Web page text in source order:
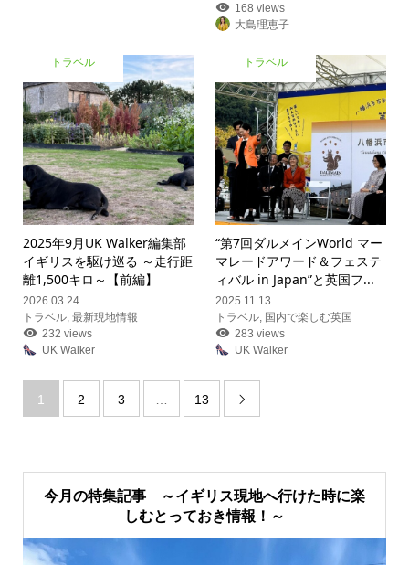
168 views
大島理恵子
トラベル
2025年9月UK Walker編集部
イギリスを駆け巡る ～走行距
離1,500キロ～【前編】
2026.03.24
トラベル, 最新現地情報
232 views
UK Walker
トラベル
“第7回ダルメインWorld マー
マレードアワード＆フェステ
ィバル in Japan”と英国フ...
2025.11.13
トラベル, 国内で楽しむ英国
283 views
UK Walker
1 2 3 … 13 
今月の特集記事 ～イギリス現地へ行けた時に楽
しむとっておき情報！～